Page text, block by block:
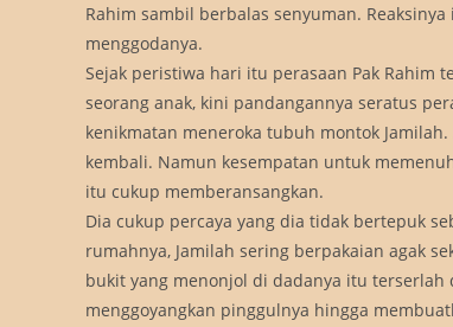
Rahim sambil berbalas senyuman.
menggodanya.
Sejak peristiwa hari itu perasaan Pak Rahim
seorang anak, kini pandangannya seratus
kenikmatan meneroka tubuh montok
kembali. Namun kesempatan untuk
itu cukup memberansangkan.
Dia cukup percaya yang dia tidak bertepuk
rumahnya, Jamilah sering berpakaian agak
bukit yang menonjol di dadanya itu
menggoyangkan pinggulnya hingga